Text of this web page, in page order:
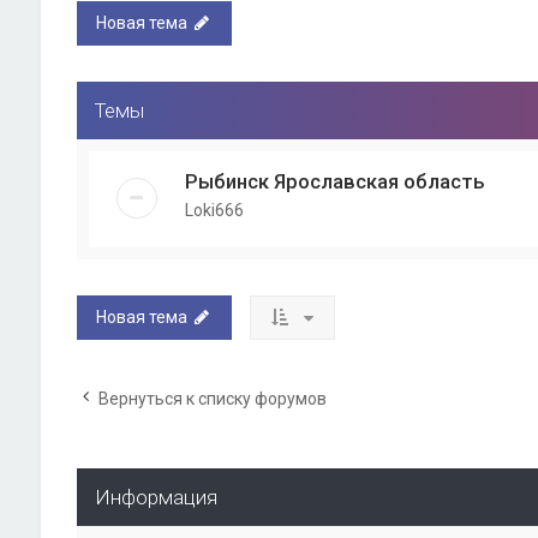
Новая тема
Темы
Рыбинск Ярославская область
Loki666
Новая тема
Вернуться к списку форумов
Информация